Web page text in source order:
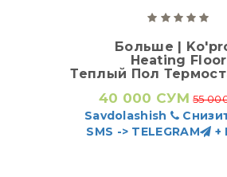
Больше |
Heating Floor
Теплый Пол
40 000 СУМ 55
Savdolashish
SMS -> TELEGRAM
+